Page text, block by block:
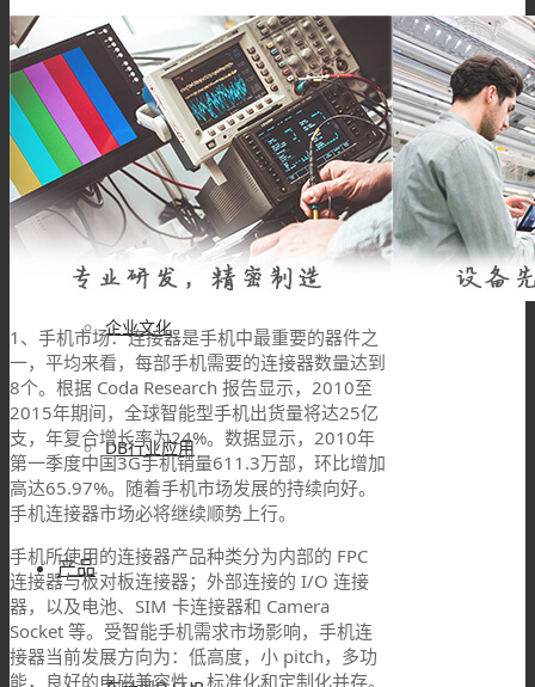
品牌故事
DB设备展示
企业文化
DB行业应用
产品
1、手机市场：连接器是手机中最重要的器件之
一，平均来看，每部手机需要的连接器数量达到
8个。根据 Coda Research 报告显示，2010至
2015年期间，全球智能型手机出货量将达25亿
支，年复合增长率为24%。数据显示，2010年
第一季度中国3G手机销量611.3万部，环比增加
高达65.97%。随着手机市场发展的持续向好。
手机连接器市场必将继续顺势上行。
手机所使用的连接器产品种类分为内部的 FPC
连接器与板对板连接器；外部连接的 I/O 连接
器，以及电池、SIM 卡连接器和 Camera
Socket 等。受智能手机需求市场影响，手机连
接器当前发展方向为：低高度，小 pitch，多功
能，良好的电磁兼容性，标准化和定制化并存。